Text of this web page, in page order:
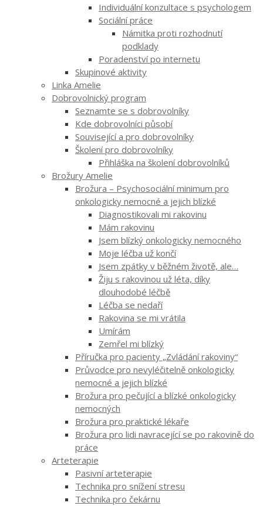
Individuální konzultace s psychologem
Sociální práce
Námitka proti rozhodnutí
podklady
Poradenství po internetu
Skupinové aktivity
Linka Amelie
Dobrovolnický program
Seznamte se s dobrovolníky
Kde dobrovolníci působí
Související a pro dobrovolníky
Školení pro dobrovolníky
Přihláška na školení dobrovolníků
Brožury Amelie
Brožura – Psychosociální minimum pro
onkologicky nemocné a jejich blízké
Diagnostikovali mi rakovinu
Mám rakovinu
Jsem blízký onkologicky nemocného
Moje léčba už končí
Jsem zpátky v běžném životě, ale…
Žiju s rakovinou už léta, díky
dlouhodobé léčbě
Léčba se nedaří
Rakovina se mi vrátila
Umírám
Zemřel mi blízký
Příručka pro pacienty „Zvládání rakoviny“
Průvodce pro nevyléčitelně onkologicky
nemocné a jejich blízké
Brožura pro pečující a blízké onkologicky
nemocných
Brožura pro praktické lékaře
Brožura pro lidi navracející se po rakovině do
práce
Arteterapie
Pasivní arteterapie
Technika pro snížení stresu
Technika pro čekárnu